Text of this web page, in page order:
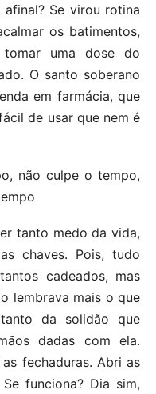
Se virou rotina
os batimentos,
uma dose do
O santo soberano
em farmácia, que
de usar que nem é
não culpe o tempo,
tanto medo da vida,
chaves. Pois, tudo
cadeados, mas
lembrava mais o que
da solidão que
dadas com ela.
fechaduras. Abri as
funciona? Dia sim,